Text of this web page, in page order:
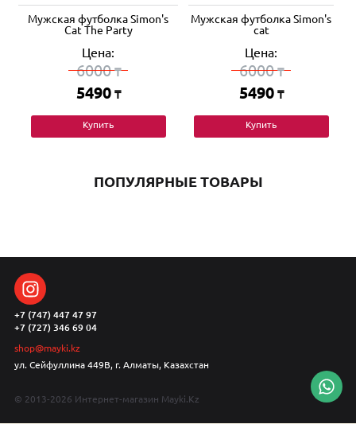
Мужская футболка Simon's
Cat The Party
Цена:
6000₸
5490 ₸
Купить
Мужская футболка Simon's
cat
Цена:
6000₸
5490 ₸
Купить
ПОПУЛЯРНЫЕ ТОВАРЫ
+7 (747) 447 47 97
+7 (727) 346 69 04
shop@mayki.kz
ул. Сейфуллина 449В, г. Алматы, Казахстан
© 2013-2026 Интернет-магазин Mayki.Kz